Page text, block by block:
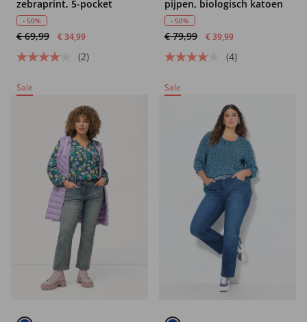
zebraprint, 5-pocket
- 50%
€ 69,99 € 34,99
(2)
pijpen, biologisch katoen
- 50%
€ 79,99 € 39,99
(4)
Sale Sale